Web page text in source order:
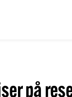
på